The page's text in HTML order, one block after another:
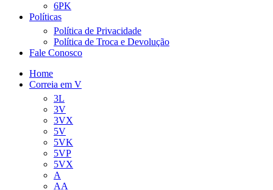
6PK
Políticas
Política de Privacidade
Política de Troca e Devolução
Fale Conosco
Home
Correia em V
3L
3V
3VX
5V
5VK
5VP
5VX
A
AA